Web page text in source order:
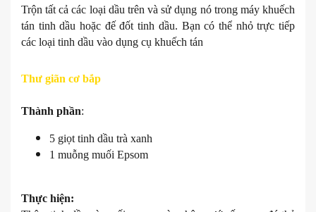
Trộn tất cả các loại dầu trên và sử dụng nó trong máy khuếch
tán tinh dầu hoặc đế đốt tinh dầu. Bạn có thể nhỏ trực tiếp
các loại tinh dầu vào dụng cụ khuếch tán
Thư giãn cơ bắp
Thành phần:
5 giọt tinh dầu trà xanh
1 muỗng muối Epsom
Thực hiện: